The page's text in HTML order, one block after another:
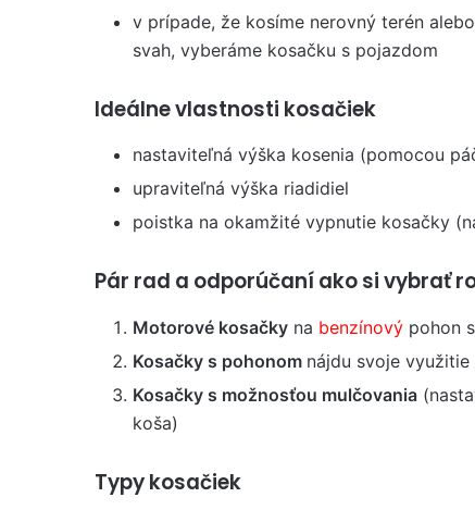
v prípade, že kosíme nerovný terén
svah, vyberáme kosačku s pojazdom
Ideálne vlastnosti kosačiek
nastaviteľná výška kosenia (pomocou
upraviteľná výška riadidiel
poistka na okamžité vypnutie kosačky
Pár rad a odporúčaní ako si vybrať
Motorové kosačky na benzínový pohon
Kosačky s pohonom nájdu svoje
Kosačky s možnosťou mulčovania
koša)
Typy kosačiek